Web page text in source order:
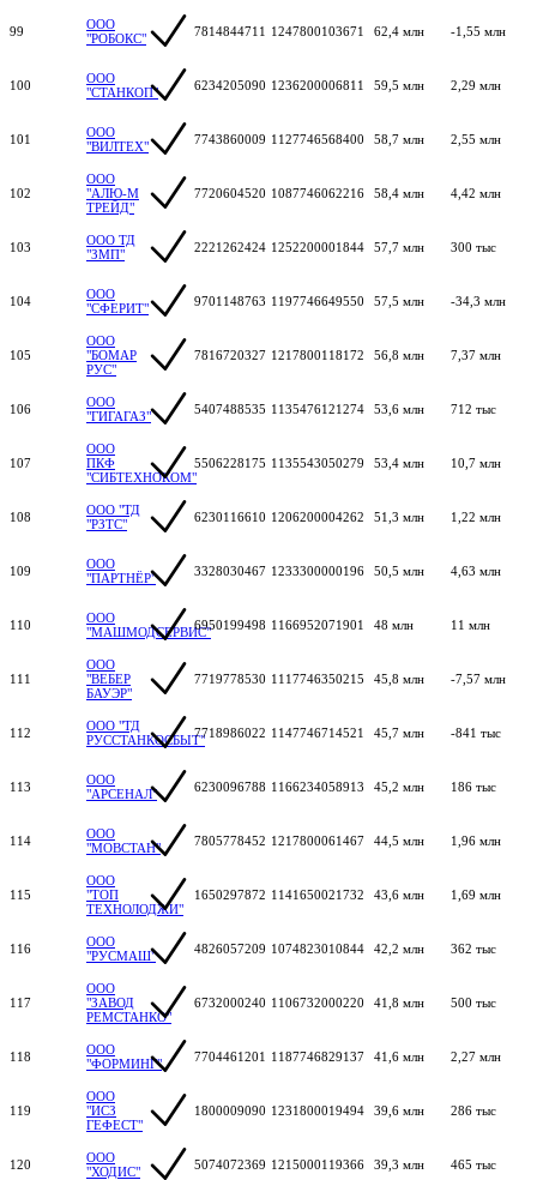
99
ООО
"РОБОКС"
7814844711 1247800103671 62,4 млн -1,55 млн
100
ООО
"СТАНКОП"
6234205090 1236200006811 59,5 млн 2,29 млн
101
ООО
"ВИЛТЕХ"
7743860009 1127746568400 58,7 млн 2,55 млн
102
ООО
"АЛЮ-М
ТРЕЙД"
7720604520 1087746062216 58,4 млн 4,42 млн
103
ООО ТД
"ЗМП"
2221262424 1252200001844 57,7 млн 300 тыс
104
ООО
"СФЕРИТ"
9701148763 1197746649550 57,5 млн -34,3 млн
105
ООО
"БОМАР
РУС"
7816720327 1217800118172 56,8 млн 7,37 млн
106
ООО
"ГИГАГАЗ"
5407488535 1135476121274 53,6 млн 712 тыс
107
ООО
ПКФ
"СИБТЕХНОКОМ"
5506228175 1135543050279 53,4 млн 10,7 млн
108
ООО "ТД
"РЗТС"
6230116610 1206200004262 51,3 млн 1,22 млн
109
ООО
"ПАРТНЁР"
3328030467 1233300000196 50,5 млн 4,63 млн
110
ООО
"МАШМОДСЕРВИС"6950199498 1166952071901 48 млн 11 млн
111
ООО
"ВЕБЕР
БАУЭР"
7719778530 1117746350215 45,8 млн -7,57 млн
112
ООО "ТД
РУССТАНКОСБЫТ"7718986022 1147746714521 45,7 млн -841 тыс
113
ООО
"АРСЕНАЛ"
6230096788 1166234058913 45,2 млн 186 тыс
114
ООО
"МОВСТАН"
7805778452 1217800061467 44,5 млн 1,96 млн
115
ООО
"ТОП
ТЕХНОЛОДЖИ"
1650297872 1141650021732 43,6 млн 1,69 млн
116
ООО
"РУСМАШ"
4826057209 1074823010844 42,2 млн 362 тыс
117
ООО
"ЗАВОД
РЕМСТАНКО"
6732000240 1106732000220 41,8 млн 500 тыс
118
ООО
"ФОРМИНГ"
7704461201 1187746829137 41,6 млн 2,27 млн
119
ООО
"ИСЗ
ГЕФЕСТ"
1800009090 1231800019494 39,6 млн 286 тыс
120
ООО
"ХОДИС"
5074072369 1215000119366 39,3 млн 465 тыс